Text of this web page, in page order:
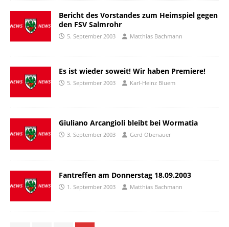
Bericht des Vorstandes zum Heimspiel gegen
den FSV Salmrohr
5. September 2003 Matthias Bachmann
Es ist wieder soweit! Wir haben Premiere!
5. September 2003 Karl-Heinz Bluem
Giuliano Arcangioli bleibt bei Wormatia
3. September 2003 Gerd Obenauer
Fantreffen am Donnerstag 18.09.2003
1. September 2003 Matthias Bachmann